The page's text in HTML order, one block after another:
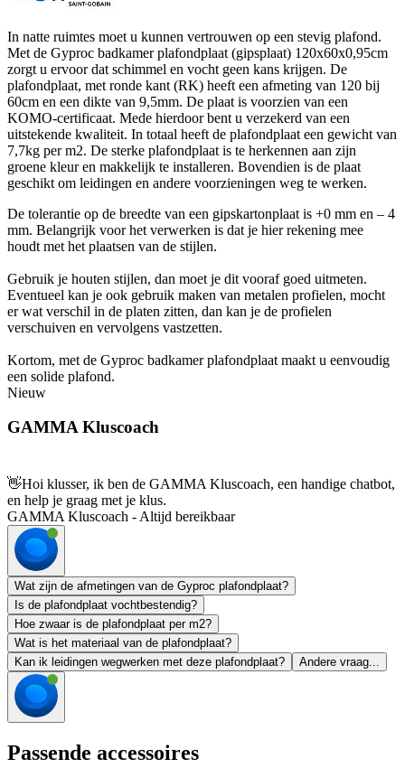
In natte ruimtes moet u kunnen vertrouwen op een stevig plafond.
Met de Gyproc badkamer plafondplaat (gipsplaat) 120x60x0,95cm
zorgt u ervoor dat schimmel en vocht geen kans krijgen. De
plafondplaat, met ronde kant (RK) heeft een afmeting van 120 bij
60cm en een dikte van 9,5mm. De plaat is voorzien van een
KOMO-certificaat. Mede hierdoor bent u verzekerd van een
uitstekende kwaliteit. In totaal heeft de plafondplaat een gewicht van
7,7kg per m2. De sterke plafondplaat is te herkennen aan zijn
groene kleur en makkelijk te installeren. Bovendien is de plaat
geschikt om leidingen en andere voorzieningen weg te werken.
De tolerantie op de breedte van een gipskartonplaat is +0 mm en – 4
mm. Belangrijk voor het verwerken is dat je hier rekening mee
houdt met het plaatsen van de stijlen.
Gebruik je houten stijlen, dan moet je dit vooraf goed uitmeten.
Eventueel kan je ook gebruik maken van metalen profielen, mocht
er wat verschil in de platen zitten, dan kan je de profielen
verschuiven en vervolgens vastzetten.
Kortom, met de Gyproc badkamer plafondplaat maakt u eenvoudig
een solide plafond.
Nieuw
GAMMA Kluscoach
👋Hoi klusser, ik ben de GAMMA Kluscoach, een handige chatbot,
en help je graag met je klus.
GAMMA Kluscoach - Altijd bereikbaar
Wat zijn de afmetingen van de Gyproc plafondplaat?
Is de plafondplaat vochtbestendig?
Hoe zwaar is de plafondplaat per m2?
Wat is het materiaal van de plafondplaat?
Kan ik leidingen wegwerken met deze plafondplaat?
Andere vraag...
Passende accessoires